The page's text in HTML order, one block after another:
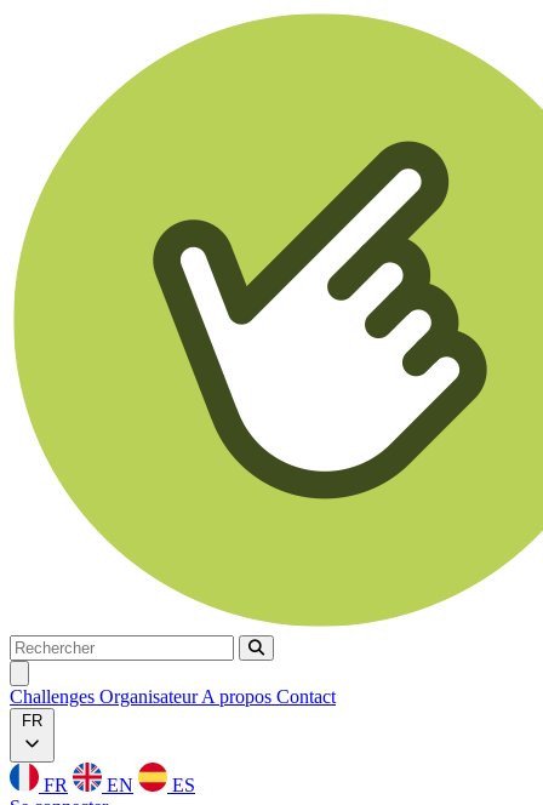
Rechercher
Rechercher
Challenges OrganisateurA propos Contact
FR
FR EN
ES